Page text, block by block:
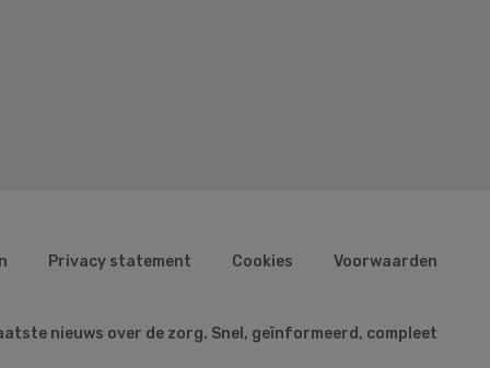
Privacy statement Cookies Voorwaarden
nieuws over de zorg. Snel, geïnformeerd, compleet